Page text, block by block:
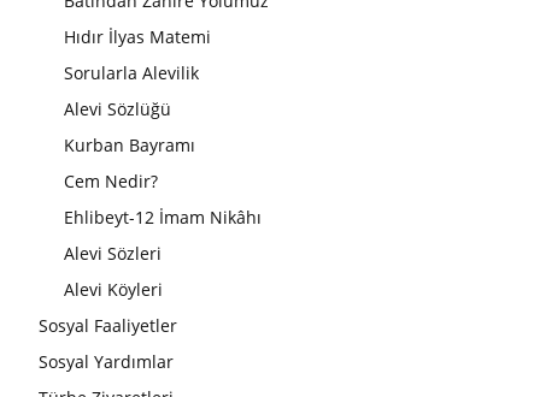
Alevi Takvimi (Yası Matem Günleri)
Muharrem Orucu Nedir?
Muharrem Ayı ve Aşure
Batından Zahire Yolumuz
Hıdır İlyas Matemi
Sorularla Alevilik
Alevi Sözlüğü
Kurban Bayramı
Cem Nedir?
Ehlibeyt-12 İmam Nikâhı
Alevi Sözleri